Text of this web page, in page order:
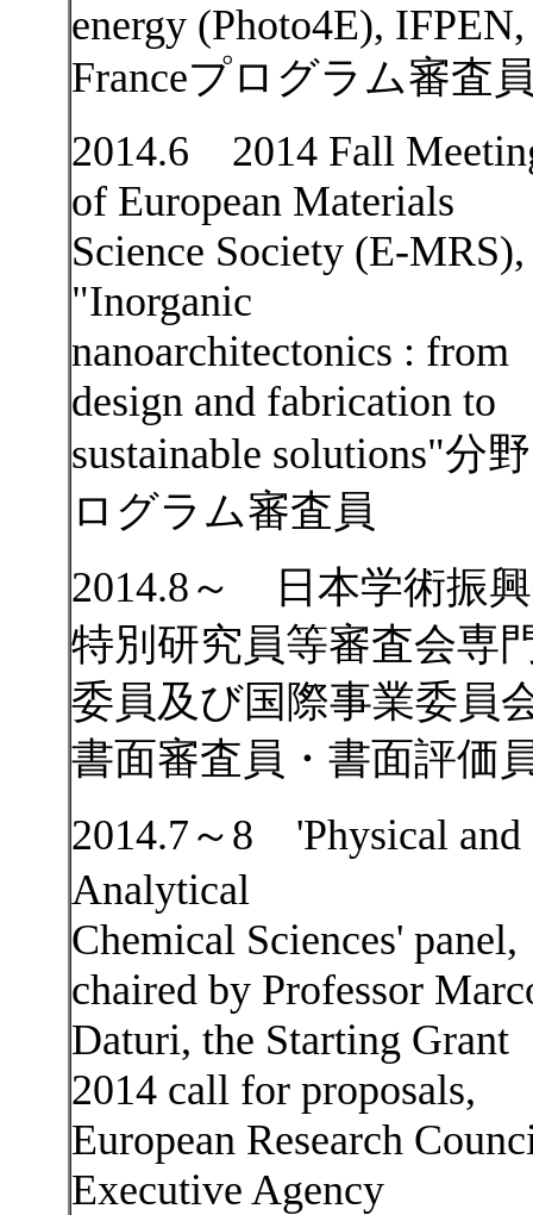
energy (Photo4E), IFPEN,
Franceプログラム審査
2014.6 2014 Fall
of European Materials
Science Society (E-MRS),
"Inorganic
nanoarchitectonics : from
design and fabrication to
sustainable solutions"分
ログラム審査員
2014.8～ 日本学術振
特別研究員等審査会専
委員及び国際事業委員
書面審査員・書面評価
2014.7～8 'Physical and
Analytical
Chemical Sciences' panel,
chaired by Professor
Daturi, the Starting Grant
2014 call for proposals,
European Research
Executive Agency